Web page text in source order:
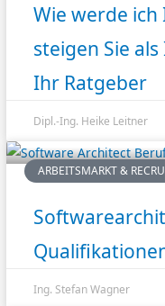
Wie werde
steigen Sie
Ihr Ratgeber
Dipl.-Ing. Heike Leitner
ARBEITSMARKT &
Ing. Stefan Wagner